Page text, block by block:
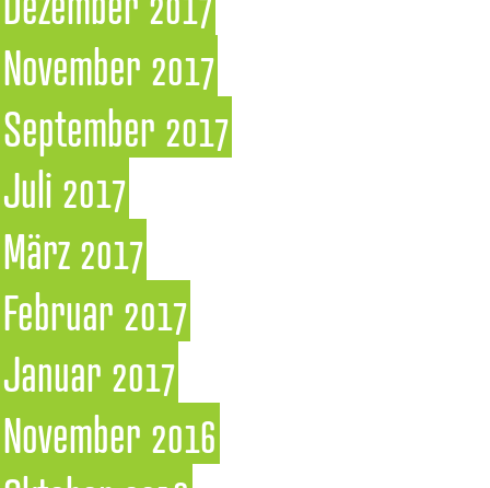
November 2017
September 2017
Juli 2017
März 2017
Februar 2017
Januar 2017
November 2016